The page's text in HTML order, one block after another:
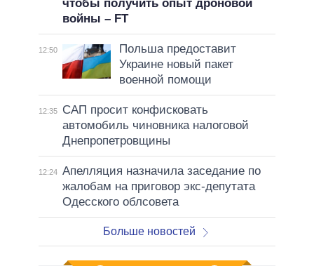
чтобы получить опыт дроновой
войны – FT
12:50
Польша предоставит
Украине новый пакет
военной помощи
12:35
САП просит конфисковать
автомобиль чиновника налоговой
Днепропетровщины
12:24 Апелляция назначила заседание по
жалобам на приговор экс-депутата
Одесского облсовета
Больше новостей